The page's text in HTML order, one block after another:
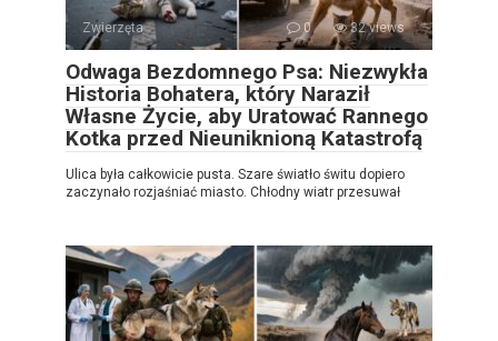
Zwierzęta 0 32 views
Odwaga Bezdomnego Psa: Niezwykła
Historia Bohatera, który Naraził
Własne Życie, aby Uratować Rannego
Kotka przed Nieuniknioną Katastrofą
Ulica była całkowicie pusta. Szare światło świtu dopiero
zaczynało rozjaśniać miasto. Chłodny wiatr przesuwał